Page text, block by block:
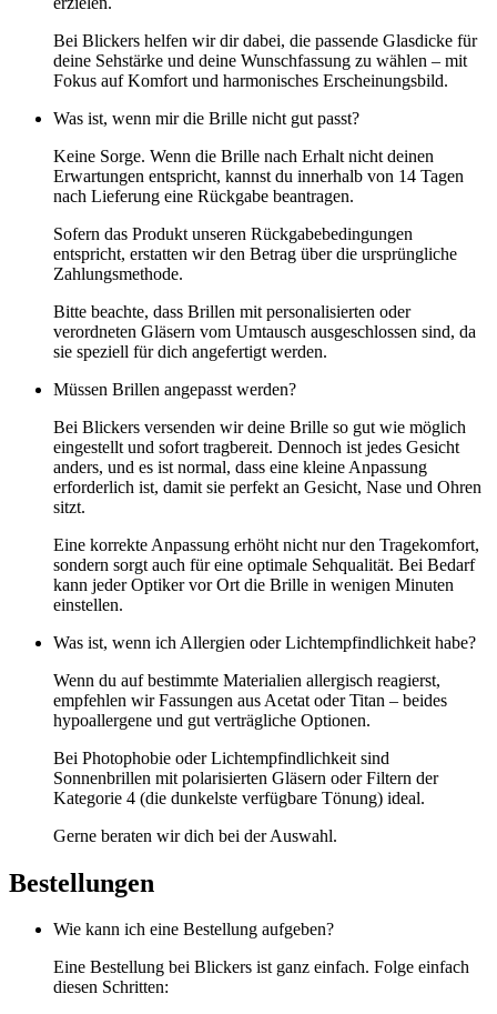
Bei Blickers helfen wir dir dabei, die passende Glasdicke für
deine Sehstärke und deine Wunschfassung zu wählen – mit
Fokus auf Komfort und harmonisches Erscheinungsbild.
Was ist, wenn mir die Brille nicht gut passt?
Keine Sorge. Wenn die Brille nach Erhalt nicht deinen
Erwartungen entspricht, kannst du innerhalb von 14 Tagen
nach Lieferung eine Rückgabe beantragen.
Sofern das Produkt unseren Rückgabebedingungen
entspricht, erstatten wir den Betrag über die ursprüngliche
Zahlungsmethode.
Bitte beachte, dass Brillen mit personalisierten oder
verordneten Gläsern vom Umtausch ausgeschlossen sind, da
sie speziell für dich angefertigt werden.
Müssen Brillen angepasst werden?
Bei Blickers versenden wir deine Brille so gut wie möglich
eingestellt und sofort tragbereit. Dennoch ist jedes Gesicht
anders, und es ist normal, dass eine kleine Anpassung
erforderlich ist, damit sie perfekt an Gesicht, Nase und Ohren
sitzt.
Eine korrekte Anpassung erhöht nicht nur den Tragekomfort,
sondern sorgt auch für eine optimale Sehqualität. Bei Bedarf
kann jeder Optiker vor Ort die Brille in wenigen Minuten
einstellen.
Was ist, wenn ich Allergien oder Lichtempfindlichkeit habe?
Wenn du auf bestimmte Materialien allergisch reagierst,
empfehlen wir Fassungen aus Acetat oder Titan – beides
hypoallergene und gut verträgliche Optionen.
Bei Photophobie oder Lichtempfindlichkeit sind
Sonnenbrillen mit polarisierten Gläsern oder Filtern der
Kategorie 4 (die dunkelste verfügbare Tönung) ideal.
Gerne beraten wir dich bei der Auswahl.
Bestellungen
Wie kann ich eine Bestellung aufgeben?
Eine Bestellung bei Blickers ist ganz einfach. Folge einfach
diesen Schritten: